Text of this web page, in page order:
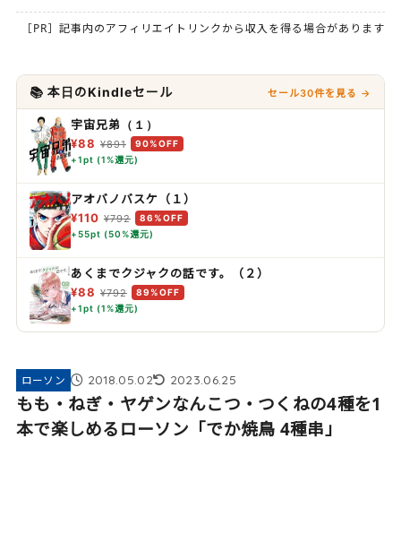
［PR］記事内のアフィリエイトリンクから収入を得る場合があります
📚 本日のKindleセール セール30件を見る →
宇宙兄弟（１）
¥88 ¥891
90%OFF
+1pt (1%還元)
アオバノバスケ（１）
¥110 ¥792
86%OFF
+55pt (50%還元)
あくまでクジャクの話です。（２）
¥88 ¥792
89%OFF
+1pt (1%還元)
ローソン 2018.05.02 2023.06.25
もも・ねぎ・ヤゲンなんこつ・つくねの4種を1
本で楽しめるローソン「でか焼鳥 4種串」